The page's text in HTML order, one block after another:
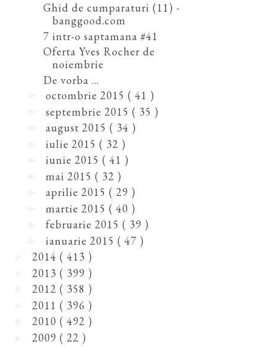
Ghid de cumparaturi (11) -
banggood.com
7 intr-o saptamana #41
Oferta Yves Rocher de
noiembrie
De vorba ...
octombrie 2015 ( 41 )
septembrie 2015 ( 35 )
august 2015 ( 34 )
iulie 2015 ( 32 )
iunie 2015 ( 41 )
mai 2015 ( 32 )
aprilie 2015 ( 29 )
martie 2015 ( 40 )
februarie 2015 ( 39 )
ianuarie 2015 ( 47 )
2014 ( 413 )
2013 ( 399 )
2012 ( 358 )
2011 ( 396 )
2010 ( 492 )
2009 ( 22 )